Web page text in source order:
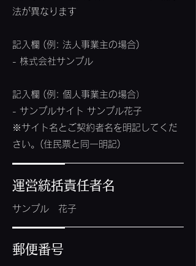
法が異なります
記入欄 (例: 法人事業主の場合)
- 株式会社サンプル
記入欄 (例: 個人事業主の場合）
- サンプルサイト サンプル花子
※サイト名とご契約者名を明記してくだ
さい。(住民票と同一明記)
運営統括責任者名
サンプル 花子
郵便番号